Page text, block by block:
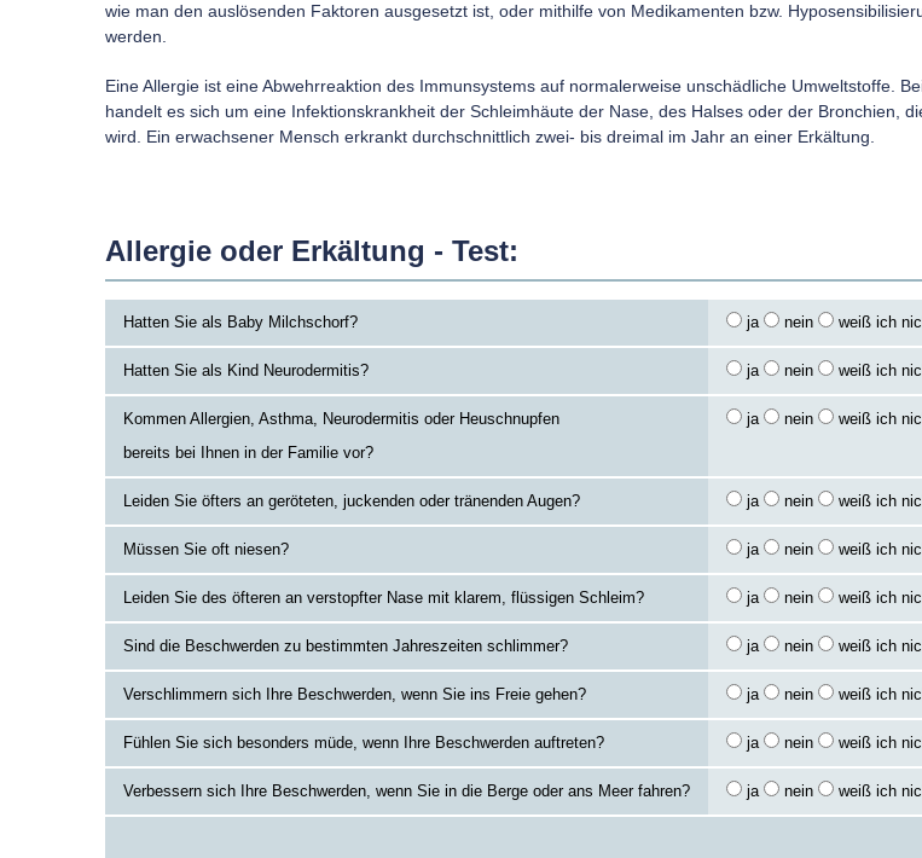
wie man den auslösenden Faktoren ausgesetzt ist, oder mithilfe von Medikamenten bzw.
werden.
Eine Allergie ist eine Abwehrreaktion des Immunsystems auf normalerweise unschädliche Umweltstoffe.
handelt es sich um eine Infektionskrankheit der Schleimhäute der Nase, des Halses oder der Bronchien,
wird. Ein erwachsener Mensch erkrankt durchschnittlich zwei- bis dreimal im Jahr an einer Erkältung.
Allergie oder Erkältung - Test:
Hatten Sie als Baby Milchschorf? ja nein weiß ich
Hatten Sie als Kind Neurodermitis? ja nein weiß ich
Kommen Allergien, Asthma, Neurodermitis oder Heuschnupfen
bereits bei Ihnen in der Familie vor?
ja nein weiß ich
Leiden Sie öfters an geröteten, juckenden oder tränenden Augen? ja nein weiß ich
Müssen Sie oft niesen? ja nein weiß ich
Leiden Sie des öfteren an verstopfter Nase mit klarem, flüssigen Schleim? ja nein weiß ich
Sind die Beschwerden zu bestimmten Jahreszeiten schlimmer? ja nein weiß ich
Verschlimmern sich Ihre Beschwerden, wenn Sie ins Freie gehen? ja nein weiß ich
Fühlen Sie sich besonders müde, wenn Ihre Beschwerden auftreten? ja nein weiß ich
Verbessern sich Ihre Beschwerden, wenn Sie in die Berge oder ans Meer fahren? ja nein weiß ich